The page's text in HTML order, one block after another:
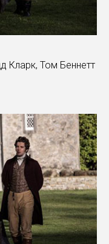
Кларк, Том Беннетт